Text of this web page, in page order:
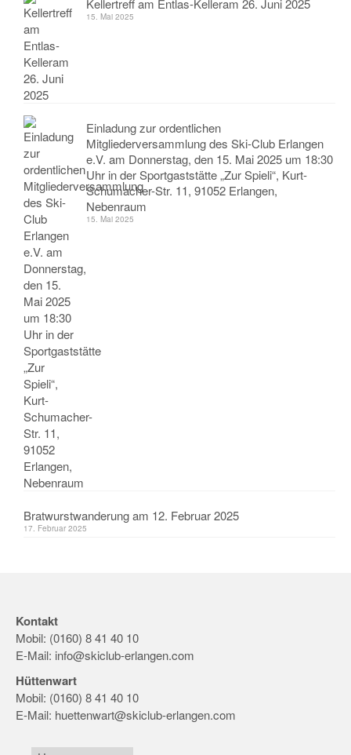
Kellertreff am Entlas-Kelleram 26. Juni 2025
15. Mai 2025
Einladung zur ordentlichen
Mitgliederversammlung des Ski-Club Erlangen
e.V. am Donnerstag, den 15. Mai 2025 um 18:30
Uhr in der Sportgaststätte „Zur Spieli“, Kurt-
Schumacher-Str. 11, 91052 Erlangen,
Nebenraum
15. Mai 2025
Bratwurstwanderung am 12. Februar 2025
17. Februar 2025
Kontakt
Mobil: (0160) 8 41 40 10
E-Mail: info@skiclub-erlangen.com
Hüttenwart
Mobil: (0160) 8 41 40 10
E-Mail: huettenwart@skiclub-erlangen.com